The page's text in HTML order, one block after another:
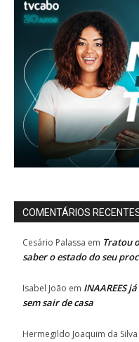
COMENTÁRIOS
Cesário Palassa em Tratou
saber o estado do seu
Isabel João em INAAREES
sem sair de casa
Hermegildo Joaquim da Silva